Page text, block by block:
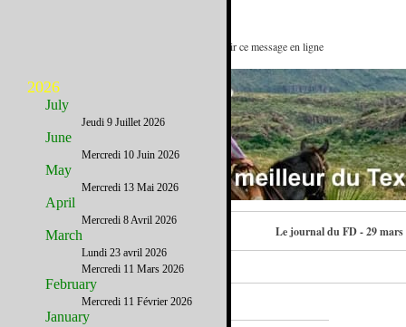
Peut-on tout faire à distance ? : Voir ce message en ligne
Contactez-nous Le journal du FD - 29 mars
2026
July
Jeudi 9 Juillet 2026
June
Mercredi 10 Juin 2026
May
Mercredi 13 Mai 2026
April
Mercredi 8 Avril 2026
March
Lundi 23 avril 2026
Mercredi 11 Mars 2026
February
Mercredi 11 Février 2026
January